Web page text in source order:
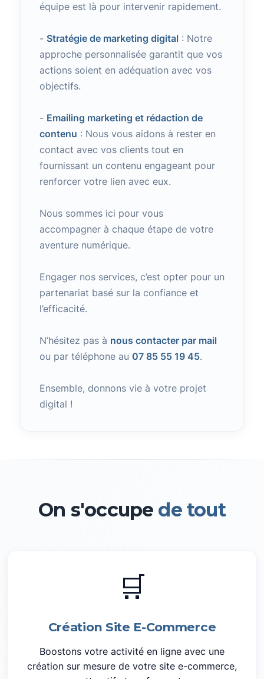
équipe est là pour intervenir rapidement.
- Stratégie de marketing digital : Notre
approche personnalisée garantit que vos
actions soient en adéquation avec vos
objectifs.
- Emailing marketing et rédaction de
contenu : Nous vous aidons à rester en
contact avec vos clients tout en
fournissant un contenu engageant pour
renforcer votre lien avec eux.
Nous sommes ici pour vous
accompagner à chaque étape de votre
aventure numérique.
Engager nos services, c’est opter pour un
partenariat basé sur la confiance et
l’efficacité.
N’hésitez pas à nous contacter par mail
ou par téléphone au 07 85 55 19 45.
Ensemble, donnons vie à votre projet
digital !
On s'occupe de tout
🛒
Création Site E-Commerce
Boostons votre activité en ligne avec une
création sur mesure de votre site e-commerce,